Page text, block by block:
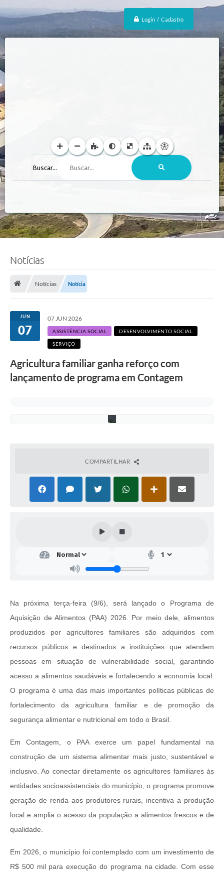
Login / Cadastro
Buscar...
Notícias
Notícias Notícia
JUN
07
07 JUN 2026
ASSISTÊNCIA SOCIAL DESENVOLVIMENTO SOCIAL
SERVIÇO
Agricultura familiar ganha reforço com
lançamento de programa em Contagem
l
m
COMPARTILHAR
Na próxima terça-feira (9/6), será lançado o Programa de
Aquisição de Alimentos (PAA) 2026. Por meio dele, alimentos
produzidos por agricultores familiares são adquiridos com
recursos públicos e destinados a instituições que atendem
pessoas em situação de vulnerabilidade social, garantindo
acesso a alimentos saudáveis e fortalecendo a economia local.
O programa é uma das mais importantes políticas públicas de
fortalecimento da agricultura familiar e de promoção da
segurança alimentar e nutricional em todo o Brasil.
Em Contagem, o PAA exerce um papel fundamental na
construção de um sistema alimentar mais justo, sustentável e
inclusivo. Ao conectar diretamente os agricultores familiares às
entidades socioassistenciais do município, o programa promove
geração de renda aos produtores rurais, incentiva a produção
local e amplia o acesso da população a alimentos frescos e de
qualidade.
Em 2026, o município foi contemplado com um investimento de
R$ 500 mil para execução do programa na cidade. Com esse